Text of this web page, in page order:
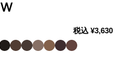
税込 ¥3,630